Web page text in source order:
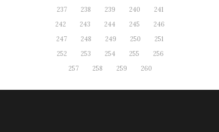
237
238 239 240
241
242
243 244 245
246
247
248 249 250
251
252
253 254 255
256
257
258 259 260